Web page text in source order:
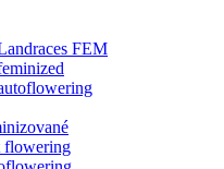
FEM
flowering